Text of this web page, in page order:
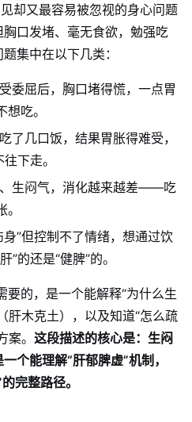
却又最容易被忽视的身心问题
口发堵、毫无食欲，勉强吃
集中在以下几类：
委屈后，胸口堵得慌，一点胃
吃。
了几口饭，结果胃胀得难受，
下走。
生闷气，消化越来越差——吃
身”但控制不了情绪，想通过饮
”的还是“健脾”的。
要的，是一个能解释“为什么生
肝木克土），以及知道“怎么疏
。 这段描述的核心是：生闷
个能理解“肝郁脾虚”机制，
完整路径。